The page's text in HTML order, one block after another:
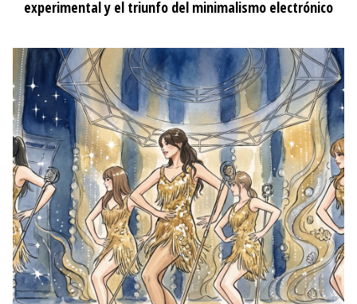
experimental y el triunfo del minimalismo electrónico